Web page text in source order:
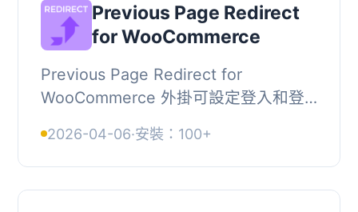
Previous Page Redirect
for WooCommerce
Previous Page Redirect for
WooCommerce 外掛可設定登入和登
後自動返回先前的頁面、商店頁面、購
物車、結帳頁面等，提升...
2026-04-06·安裝：100+